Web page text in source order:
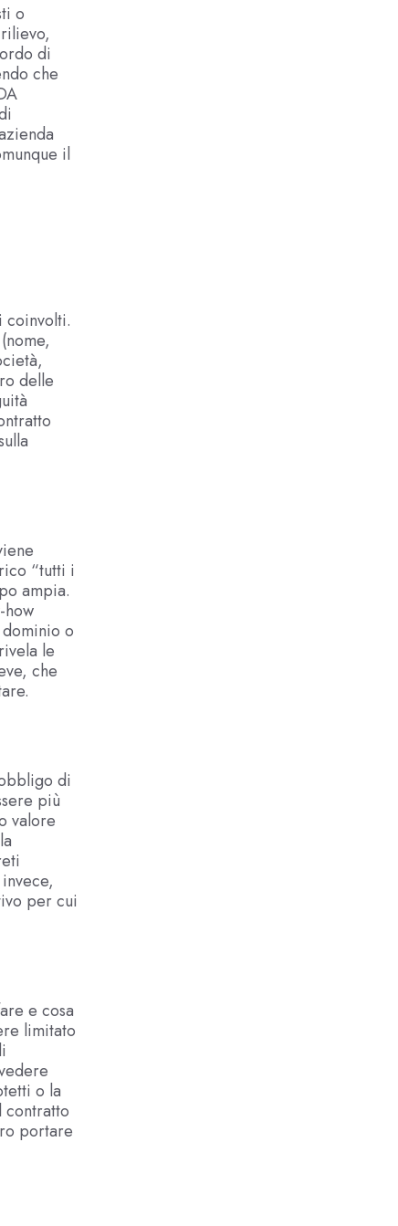
o
di
che
il
coinvolti.
delle
“tutti i
ampia.
o
le
che
di
più
valore
per cui
e cosa
limitato
o la
contratto
portare